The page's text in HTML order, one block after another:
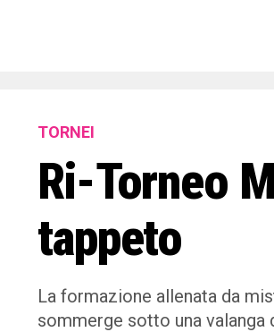
TORNEI
Ri-Torneo
tappeto
La formazione allenata da
sommerge sotto una